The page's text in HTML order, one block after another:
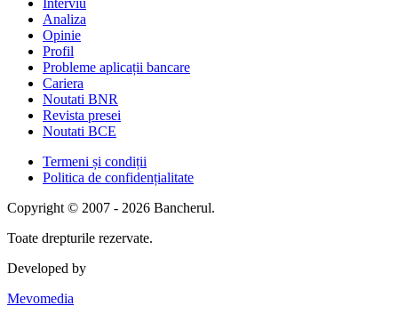
Interviu
Analiza
Opinie
Profil
Probleme aplicații bancare
Cariera
Noutati BNR
Revista presei
Noutati BCE
Termeni și condiții
Politica de confidențialitate
Copyright © 2007 - 2026 Bancherul.
Toate drepturile rezervate.
Developed by
Mevomedia